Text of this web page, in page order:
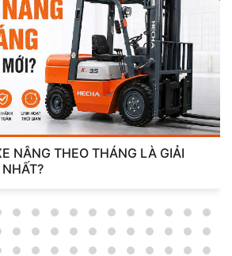
XE NÂNG LITHIUM VÀ AXIT CHÌ:
KHIẾN TUỔI THỌ GIẢM MỘT NỬA